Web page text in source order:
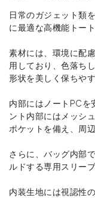
日常のガジェット類
に最適な高機能トー
素材には、環境に配
用しており、色落ち
形状を美しく保ちや
内部にはノートPCを
ント内部にはメッシ
ポケットを備え、周
さらに、バッグ内部
ルドする専用スリーブ
内装生地には視認性